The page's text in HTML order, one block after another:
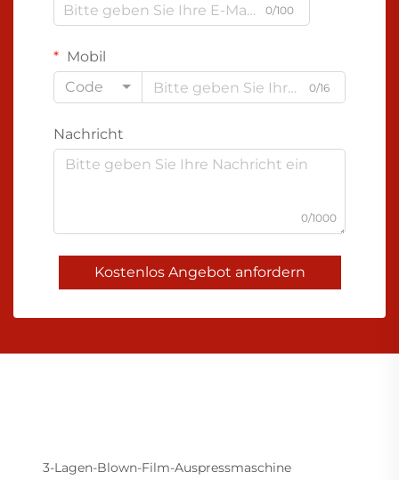
0/100
Mobil
Code
0/16
Nachricht
0/1000
Kostenlos Angebot anfordern
3-Lagen-Blown-Film-Auspressmaschine